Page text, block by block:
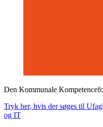
Den Kommunale
Tryk her, hvis der søges til
og IT